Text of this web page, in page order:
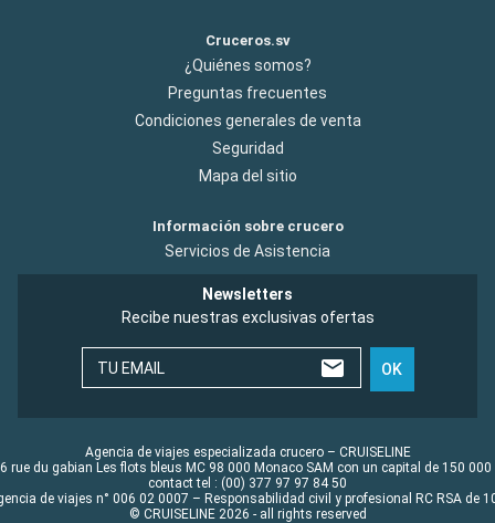
Cruceros.sv
¿Quiénes somos?
Preguntas frecuentes
Condiciones generales de venta
Seguridad
Mapa del sitio
Información sobre crucero
Servicios de Asistencia
Newsletters
Recibe nuestras exclusivas ofertas
TU EMAIL OK
Agencia de viajes especializada crucero – CRUISELINE
rue du gabian Les flots bleus MC 98 000 Monaco SAM con un capital de 150 000
contact tel : (00) 377 97 97 84 50
de viajes n° 006 02 0007 – Responsabilidad civil y profesional RC RSA de
© CRUISELINE 2026 - all rights reserved